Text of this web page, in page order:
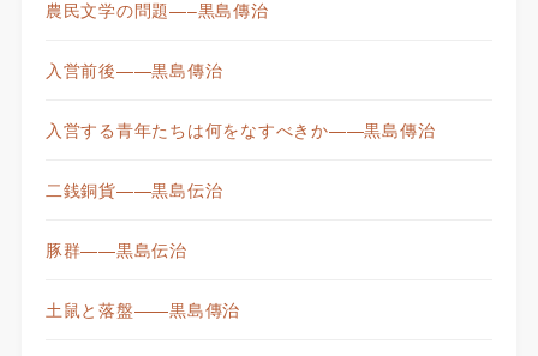
農民文学の問題—–黒島傳治
入営前後——黒島傳治
入営する青年たちは何をなすべきか——黒島傳治
二銭銅貨——黒島伝治
豚群——黒島伝治
土鼠と落盤——黒島傳治